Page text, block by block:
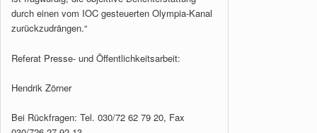
durch einen vom IOC gesteuerten Olympia-Kanal
zurückzudrängen.“
Referat Presse- und Öffentlichkeitsarbeit:
Hendrik Zörner
Bei Rückfragen: Tel. 030/72 62 79 20, Fax